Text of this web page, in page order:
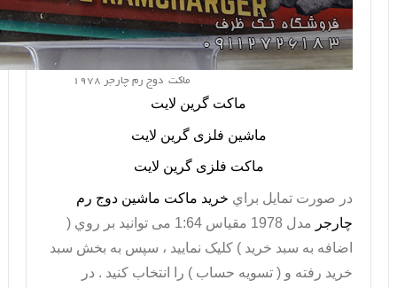
ماکت دوج رم چارجر 1978
ماکت گرین لایت
ماشین فلزی گرین لایت
ماکت فلزی گرین لایت
در صورت تمايل براي خريد ماکت ماشین دوج رم
چارجر
مدل 1978 مقیاس 1:64 می توانيد بر روي (
اضافه به سبد خريد ) کليک نماييد ، سپس به بخش سبد
خريد رفته و ( تسويه حساب ) را انتخاب کنيد . در